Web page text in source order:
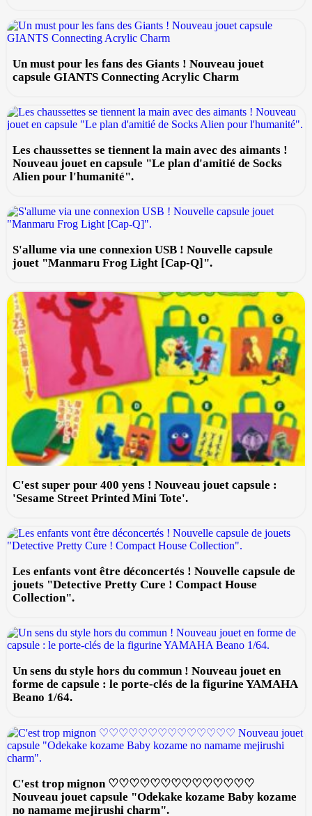
Un must pour les fans des Giants ! Nouveau jouet
capsule GIANTS Connecting Acrylic Charm
Les chaussettes se tiennent la main avec des aimants !
Nouveau jouet en capsule "Le plan d'amitié de Socks
Alien pour l'humanité".
S'allume via une connexion USB ! Nouvelle capsule
jouet "Manmaru Frog Light [Cap-Q]".
C'est super pour 400 yens ! Nouveau jouet capsule :
'Sesame Street Printed Mini Tote'.
Les enfants vont être déconcertés ! Nouvelle capsule de
jouets "Detective Pretty Cure ! Compact House
Collection".
Un sens du style hors du commun ! Nouveau jouet en
forme de capsule : le porte-clés de la figurine YAMAHA
Beano 1/64.
C'est trop mignon ♡♡♡♡♡♡♡♡♡♡♡♡♡♡
Nouveau jouet capsule "Odekake kozame Baby kozame
no namame mejirushi charm".